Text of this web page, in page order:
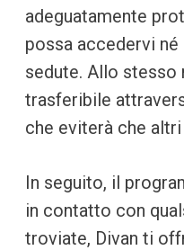
adeguatamente
possa accedervi
sedute. Allo stesso
trasferibile
che eviterà che
In seguito, il
in contatto con
troviate, Divan ti